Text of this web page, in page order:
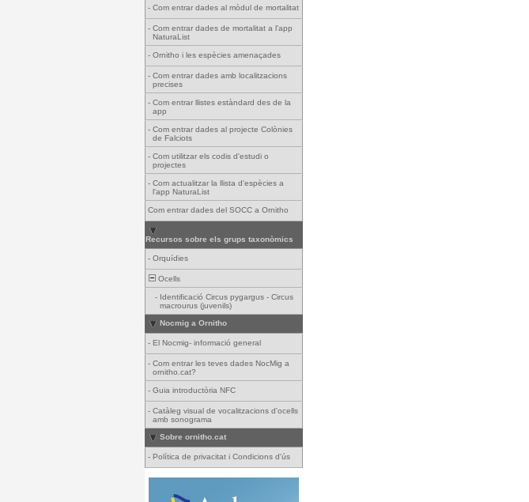
- Com entrar dades al mòdul de mortalitat
- Com entrar dades de mortalitat a l'app
NaturaList
- Ornitho i les espècies amenaçades
- Com entrar dades amb localitzacions
precises
- Com entrar llistes estàndard des de la
app
- Com entrar dades al projecte Colònies
de Falciots
- Com utilitzar els codis d'estudi o
projectes
- Com actualitzar la llista d'espècies a
l'app NaturaList
Com entrar dades del SOCC a Ornitho
Recursos sobre els grups taxonòmics
- Orquídies
Ocells
- Identificació Circus pygargus - Circus
macrourus (juvenils)
Nocmig a Ornitho
- El Nocmig- informació general
- Com entrar les teves dades NocMig a
ornitho.cat?
- Guia introductòria NFC
- Catàleg visual de vocalitzacions d'ocells
amb sonograma
Sobre ornitho.cat
- Política de privacitat i Condicions d'ús